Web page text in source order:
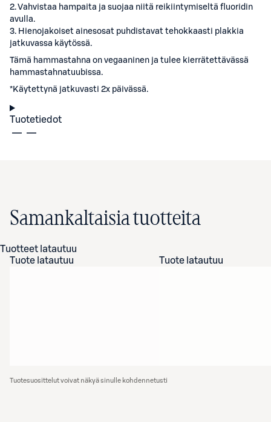
2. Vahvistaa hampaita ja suojaa niitä reikiintymiseltä fluoridin
avulla.
3. Hienojakoiset ainesosat puhdistavat tehokkaasti plakkia
jatkuvassa käytössä.
Tämä hammastahna on vegaaninen ja tulee kierrätettävässä
hammastahnatuubissa.
*Käytettynä jatkuvasti 2x päivässä.
Tuotetiedot
Samankaltaisia tuotteita
Tuotteet latautuu
Tuote latautuu
Tuote latautuu
Tuotesuosittelut voivat näkyä sinulle kohdennetusti